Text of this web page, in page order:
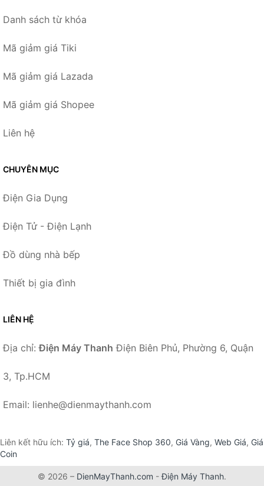
Danh sách từ khóa
Mã giảm giá Tiki
Mã giảm giá Lazada
Mã giảm giá Shopee
Liên hệ
CHUYÊN MỤC
Điện Gia Dụng
Điện Tử - Điện Lạnh
Đồ dùng nhà bếp
Thiết bị gia đình
LIÊN HỆ
Địa chỉ:Điện Máy Thanh Điện Biên Phủ, Phường 6, Quận
3, Tp.HCM
Email: lienhe@dienmaythanh.com
Liên kết hữu ích: Tỷ giá, The Face Shop 360, Giá Vàng, Web Giá, Giá
Coin
© 2026 – DienMayThanh.com -Điện Máy Thanh.